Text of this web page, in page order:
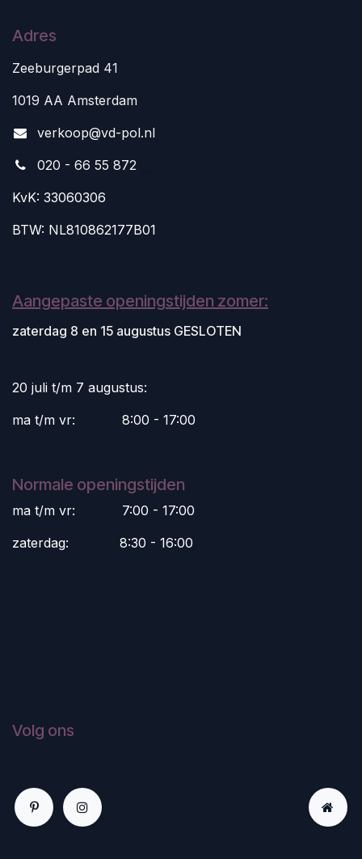
Adres
Zeeburgerpad 41
1019 AA Amsterdam
verkoop@vd-pol.nl
020 - 66 55 872
KvK: 33060306
BTW: NL810862177B01
Aangepaste openingstijden zomer:
zaterdag 8 en 15 augustus GESLOTEN
20 juli t/m 7 augustus:
ma t/m vr:
​8:00 - 17:00
Normale openingstijden
ma t/m vr:
​7:00 - 17:00
zaterdag:
​8:30 - 16:00
Volg ons